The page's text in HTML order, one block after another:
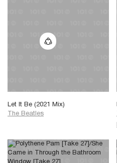
Let It Be (2021 Mix)
The Beatles